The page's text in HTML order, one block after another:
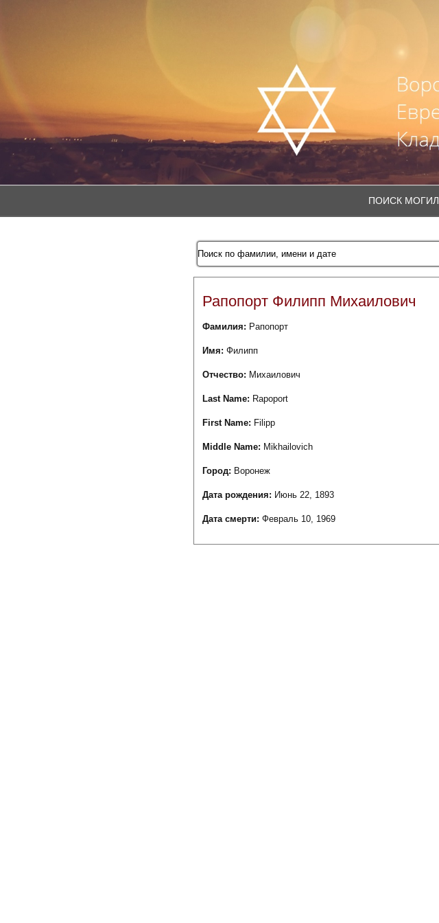
ПОИСК МОГИЛ
Рапопорт Филипп Михаилович
Фамилия: Рапопорт
Имя: Филипп
Отчество: Михаилович
Last Name: Rapoport
First Name: Filipp
Middle Name: Mikhailovich
Город: Воронеж
Дата рождения: Июнь 22, 1893
Дата смерти: Февраль 10, 1969